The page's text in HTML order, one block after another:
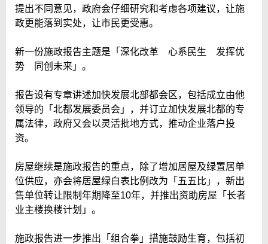
提出不同意见，政府会仔细研究和考虑各项建议，让施
政更能落到实处，让市民更受惠。
新一份施政报告主题是「深化改革 心系民生 发挥优
势 同创未来」。
报告设有专章讲述加快发展北部都会区，包括成立由他
领导的「北都发展委员会」，并订立加快发展北都的专
属法律，政府又会以灵活批地方式，推动企业落户投
资。
房屋继续是施政报告的重点，除了增加居屋及绿置居单
位供应，亦会将居屋绿白表比例改为「五五比」，新出
售单位转让限制年期降至10年，并推出资助房屋「长者
业主楼换楼计划」。
施政报告进一步推出「组合拳」措施鼓励生育，包括初